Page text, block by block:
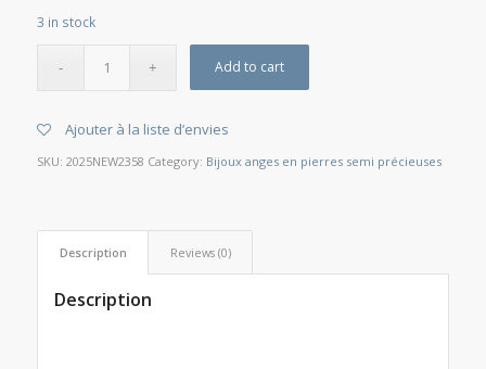
3 in stock
Add to cart
Ajouter à la liste d’envies
SKU: 2025NEW2358 Category: Bijoux anges en pierres semi précieuses
Description Reviews (0)
Description